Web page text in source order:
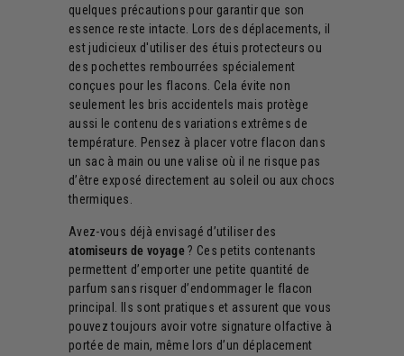
quelques précautions pour garantir que son
essence reste intacte. Lors des déplacements, il
est judicieux d'utiliser des étuis protecteurs ou
des pochettes rembourrées spécialement
conçues pour les flacons. Cela évite non
seulement les bris accidentels mais protège
aussi le contenu des variations extrêmes de
température. Pensez à placer votre flacon dans
un sac à main ou une valise où il ne risque pas
d’être exposé directement au soleil ou aux chocs
thermiques.
Avez-vous déjà envisagé d’utiliser des
atomiseurs de voyage? Ces petits contenants
permettent d’emporter une petite quantité de
parfum sans risquer d’endommager le flacon
principal. Ils sont pratiques et assurent que vous
pouvez toujours avoir votre signature olfactive à
portée de main, même lors d’un déplacement